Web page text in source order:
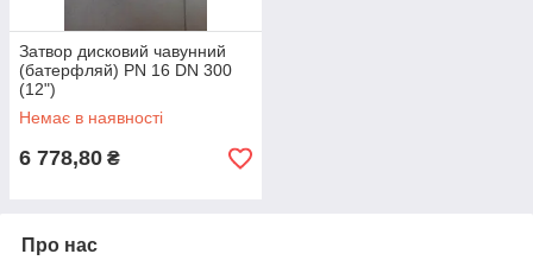
Затвор дисковий чавунний
(батерфляй) PN 16 DN 300
(12")
Немає в наявності
6 778,80 ₴
Про нас